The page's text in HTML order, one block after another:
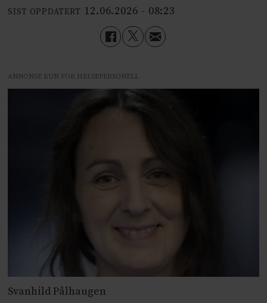
SIST OPPDATERT 12.06.2026 - 08:23
ANNONSE KUN FOR HELSEPERSONELL
Svanhild Pålhaugen